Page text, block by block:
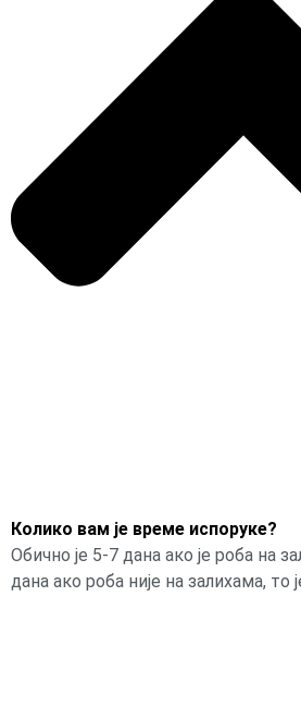
Колико вам је време испоруке?
Обично је 5-7 дана ако је роба на
дана ако роба није на залихама, то